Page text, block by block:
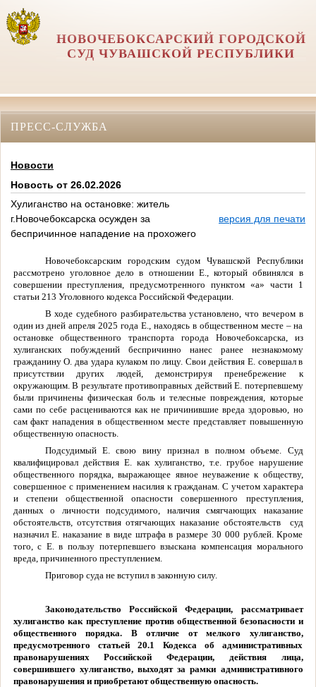
НОВОЧЕБОКСАРСКИЙ ГОРОДСКОЙ
СУД ЧУВАШСКОЙ РЕСПУБЛИКИ
ПРЕСС-СЛУЖБА
Новости
Новость от 26.02.2026
Хулиганство на остановке: житель
г.Новочебоксарска осужден за
беспричинное нападение на прохожего
версия для печати
Новочебоксарским городским судом Чувашской Республики
рассмотрено уголовное дело в отношении Е., который обвинялся в
совершении преступления, предусмотренного пунктом «а» части 1
статьи 213 Уголовного кодекса Российской Федерации.
В ходе судебного разбирательства установлено, что вечером в
один из дней апреля 2025 года Е., находясь в общественном месте – на
остановке общественного транспорта города Новочебоксарска, из
хулиганских побуждений беспричинно нанес ранее незнакомому
гражданину О. два удара кулаком по лицу. Свои действия Е. совершал в
присутствии других людей, демонстрируя пренебрежение к
окружающим. В результате противоправных действий Е. потерпевшему
были причинены физическая боль и телесные повреждения, которые
сами по себе расцениваются как не причинившие вреда здоровью, но
сам факт нападения в общественном месте представляет повышенную
общественную опасность.
Подсудимый Е. свою вину признал в полном объеме. Суд
квалифицировал действия Е. как хулиганство, т.е. грубое нарушение
общественного порядка, выражающее явное неуважение к обществу,
совершенное с применением насилия к гражданам. С учетом характера
и степени общественной опасности совершенного преступления,
данных о личности подсудимого, наличия смягчающих наказание
обстоятельств, отсутствия отягчающих наказание обстоятельств
суд
назначил Е. наказание в виде штрафа в размере 30 000 рублей. Кроме
того, с Е. в пользу потерпевшего взыскана компенсация морального
вреда, причиненного преступлением.
Приговор суда не вступил в законную силу.
Законодательство Российской Федерации, рассматривает
хулиганство как преступление против общественной безопасности и
общественного порядка. В отличие от мелкого хулиганство,
предусмотренного статьей 20.1 Кодекса об административных
правонарушениях Российской Федерации, действия лица,
совершившего хулиганство, выходят за рамки административного
правонарушения и приобретают общественную опасность.